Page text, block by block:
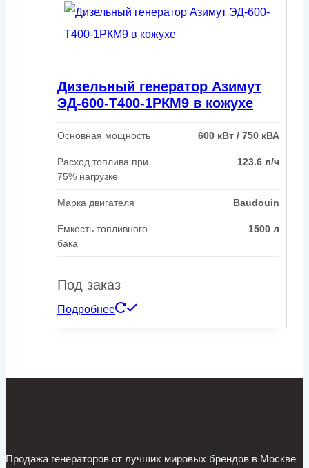
Дизельный генератор Азимут
ЭД-600-Т400-1РКМ9 в кожухе
Основная мощность 600 кВт / 750 кВА
Расход топлива при
75% нагрузке
123.6 л/ч
Марка двигателя Baudouin
Емкость топливного
бака
1500 л
Под заказ
Подробнее
Продажа генераторов от лучших мировых брендов в Москве